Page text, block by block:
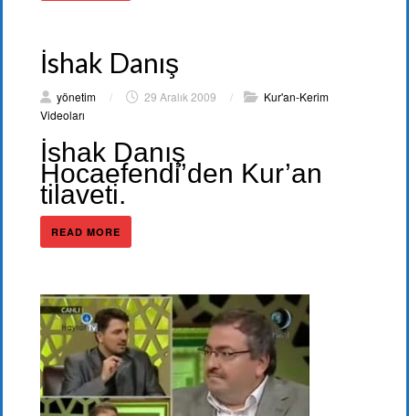
İshak Danış
yönetim / 29 Aralık 2009 /
Kur'an-Kerim
Videoları
İshak Danış
Hocaefendi’den Kur’an
tilaveti.
READ MORE